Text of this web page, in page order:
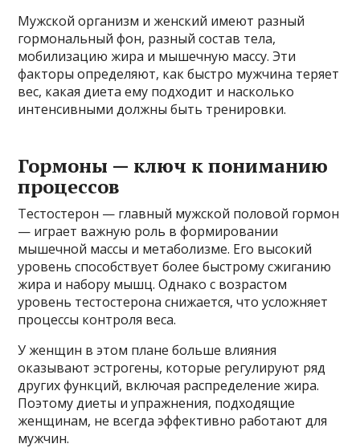
Мужской организм и женский имеют разный
гормональный фон, разный состав тела,
мобилизацию жира и мышечную массу. Эти
факторы определяют, как быстро мужчина теряет
вес, какая диета ему подходит и насколько
интенсивными должны быть тренировки.
Гормоны — ключ к пониманию
процессов
Тестостерон — главный мужской половой гормон
— играет важную роль в формировании
мышечной массы и метаболизме. Его высокий
уровень способствует более быстрому сжиганию
жира и набору мышц. Однако с возрастом
уровень тестостерона снижается, что усложняет
процессы контроля веса.
У женщин в этом плане больше влияния
оказывают эстрогены, которые регулируют ряд
других функций, включая распределение жира.
Поэтому диеты и упражнения, подходящие
женщинам, не всегда эффективно работают для
мужчин.